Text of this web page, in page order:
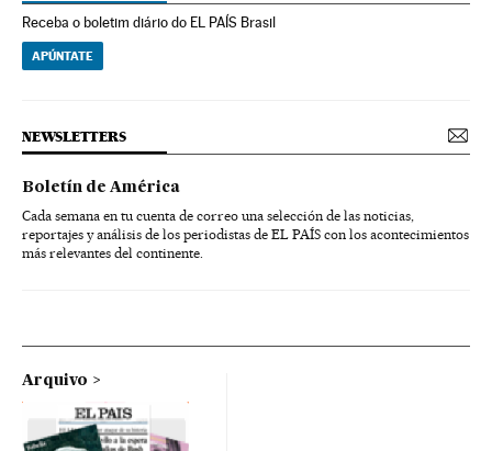
Receba o boletim diário do EL PAÍS Brasil
APÚNTATE
NEWSLETTERS
Boletín de América
Cada semana en tu cuenta de correo una selección de las noticias,
reportajes y análisis de los periodistas de EL PAÍS con los acontecimientos
más relevantes del continente.
Arquivo